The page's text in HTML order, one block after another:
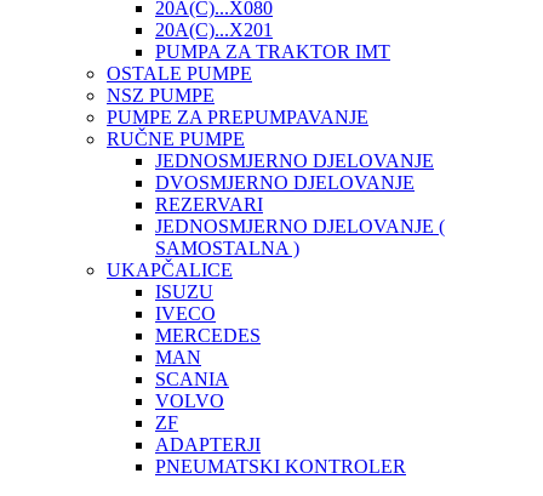
20A(C)...X080
20A(C)...X201
PUMPA ZA TRAKTOR IMT
OSTALE PUMPE
NSZ PUMPE
PUMPE ZA PREPUMPAVANJE
RUČNE PUMPE
JEDNOSMJERNO DJELOVANJE
DVOSMJERNO DJELOVANJE
REZERVARI
JEDNOSMJERNO DJELOVANJE (
SAMOSTALNA )
UKAPČALICE
ISUZU
IVECO
MERCEDES
MAN
SCANIA
VOLVO
ZF
ADAPTERJI
PNEUMATSKI KONTROLER